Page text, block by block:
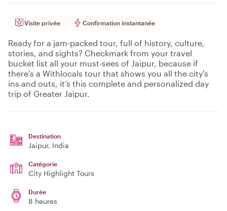
Visite privée Confirmation instantanée
Ready for a jam-packed tour, full of history, culture,
stories, and sights? Checkmark from your travel
bucket list all your must-sees of Jaipur, because if
there’s a Withlocals tour that shows you all the city's
ins and outs, it’s this complete and personalized day
trip of Greater Jaipur.
Destination
Jaipur, India
Catégorie
City Highlight Tours
Durée
8 heures